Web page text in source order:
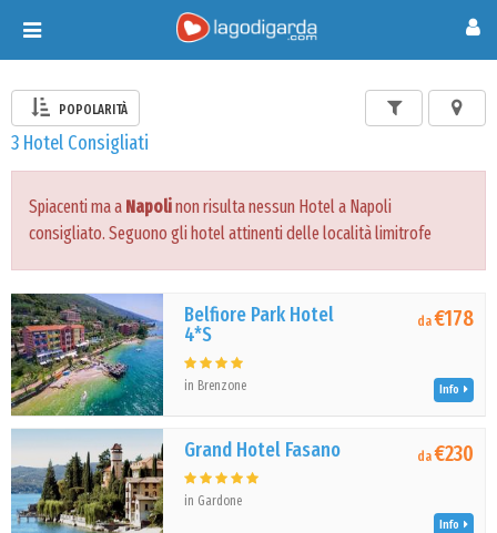
Toggle
navigation
POPOLARITÀ
3 Hotel Consigliati
Spiacenti ma a Napolinon risulta nessun Hotel a Napoli
consigliato. Seguono gli hotel attinenti delle località limitrofe
Belfiore Park Hotel
4*S
in Brenzone
da€178
Info
Grand Hotel Fasano
in Gardone
da€230
Info